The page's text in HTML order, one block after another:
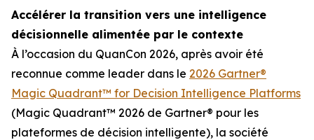
Accélérer la transition vers une intelligence
décisionnelle alimentée par le contexte
À l’occasion du QuanCon 2026, après avoir été
reconnue comme leader dans le 2026 Gartner®
Magic Quadrant™ for Decision Intelligence Platforms
(Magic Quadrant™ 2026 de Gartner® pour les
plateformes de décision intelligente), la société